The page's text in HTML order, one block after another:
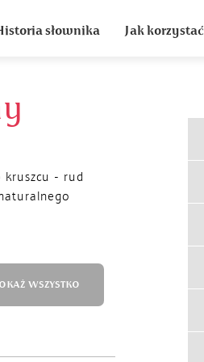
słownika Jak korzystać
- rud
WSZYSTKO